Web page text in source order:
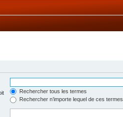
Rechercher tous les termes
Rechercher n’importe lequel de ces termes